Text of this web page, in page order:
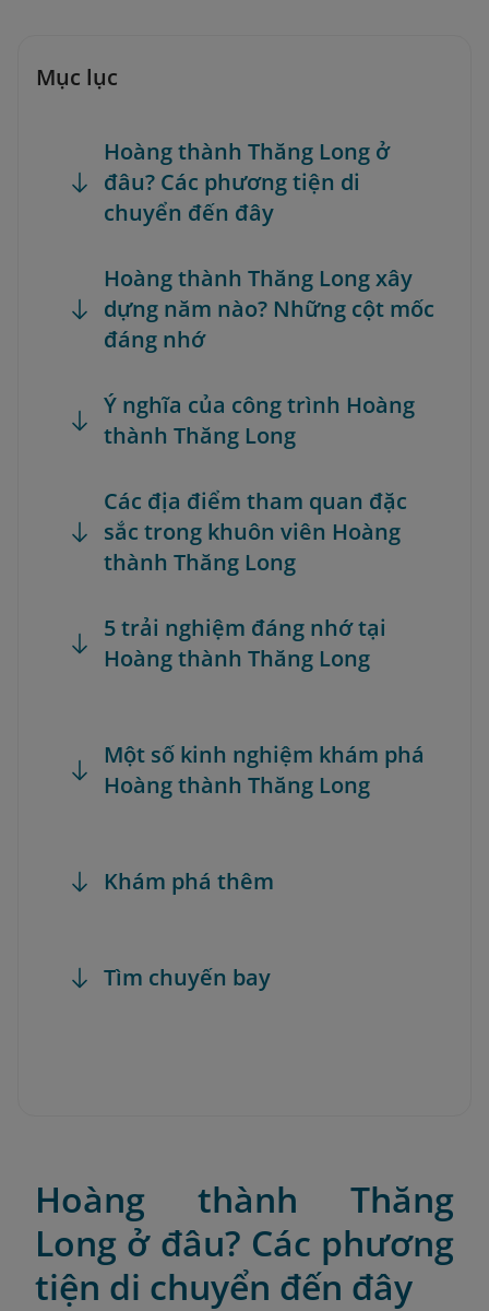
Mục lục
Hoàng thành Thăng Long ở
đâu? Các phương tiện di
chuyển đến đây
Hoàng thành Thăng Long xây
dựng năm nào? Những cột mốc
đáng nhớ
Ý nghĩa của công trình Hoàng
thành Thăng Long
Các địa điểm tham quan đặc
sắc trong khuôn viên Hoàng
thành Thăng Long
5 trải nghiệm đáng nhớ tại
Hoàng thành Thăng Long
Một số kinh nghiệm khám phá
Hoàng thành Thăng Long
Khám phá thêm
Tìm chuyến bay
Hoàng thành Thăng
Long ở đâu? Các phương
tiện di chuyển đến đây